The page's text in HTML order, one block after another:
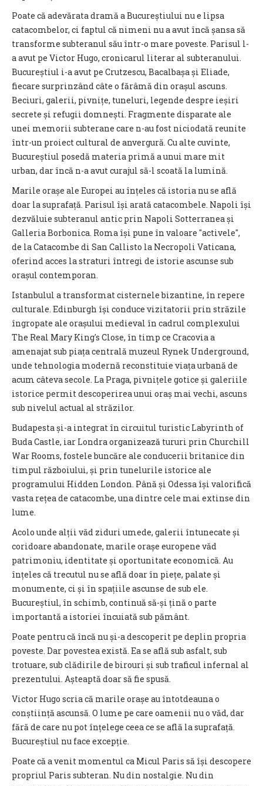
Poate că adevărata dramă a Bucureștiului nu e lipsa
catacombelor, ci faptul că nimeni nu a avut încă șansa să
transforme subteranul său într-o mare poveste. Parisul l-
a avut pe Victor Hugo, cronicarul literar al subteranului.
Bucureștiul i-a avut pe Crutzescu, Bacalbașa și Eliade,
fiecare surprinzând câte o fărâmă din orașul ascuns.
Beciuri, galerii, pivnițe, tuneluri, legende despre ieșiri
secrete și refugii domnești. Fragmente disparate ale
unei memorii subterane care n-au fost niciodată reunite
într-un proiect cultural de anvergură. Cu alte cuvinte,
Bucureștiul posedă materia primă a unui mare mit
urban, dar încă n-a avut curajul să-l scoată la lumină.
Marile orașe ale Europei au înțeles că istoria nu se află
doar la suprafață. Parisul își arată catacombele. Napoli își
dezvăluie subteranul antic prin Napoli Sotterranea și
Galleria Borbonica. Roma își pune în valoare "activele",
de la Catacombe di San Callisto la Necropoli Vaticana,
oferind acces la straturi întregi de istorie ascunse sub
orașul contemporan.
Istanbulul a transformat cisternele bizantine, în repere
culturale. Edinburgh își conduce vizitatorii prin străzile
îngropate ale orașului medieval în cadrul complexului
The Real Mary King's Close, în timp ce Cracovia a
amenajat sub piața centrală muzeul Rynek Underground,
unde tehnologia modernă reconstituie viața urbană de
acum câteva secole. La Praga, pivnițele gotice și galeriile
istorice permit descoperirea unui oraș mai vechi, ascuns
sub nivelul actual al străzilor.
Budapesta și-a integrat în circuitul turistic Labyrinth of
Buda Castle, iar Londra organizează tururi prin Churchill
War Rooms, fostele buncăre ale conducerii britanice din
timpul războiului, și prin tunelurile istorice ale
programului Hidden London. Până și Odessa își valorifică
vasta rețea de catacombe, una dintre cele mai extinse din
lume.
Acolo unde alții văd ziduri umede, galerii întunecate și
coridoare abandonate, marile orașe europene văd
patrimoniu, identitate și oportunitate economică. Au
înțeles că trecutul nu se află doar în piețe, palate și
monumente, ci și în spațiile ascunse de sub ele.
Bucureștiul, în schimb, continuă să-și țină o parte
importantă a istoriei încuiată sub pământ.
Poate pentru că încă nu și-a descoperit pe deplin propria
poveste. Dar povestea există. Ea se află sub asfalt, sub
trotuare, sub clădirile de birouri și sub traficul infernal al
prezentului. Așteaptă doar să fie spusă.
Victor Hugo scria că marile orașe au întotdeauna o
conștiință ascunsă. O lume pe care oamenii nu o văd, dar
fără de care nu pot înțelege ceea ce se află la suprafață.
Bucureștiul nu face excepție.
Poate că a venit momentul ca Micul Paris să își descopere
propriul Paris subteran. Nu din nostalgie. Nu din